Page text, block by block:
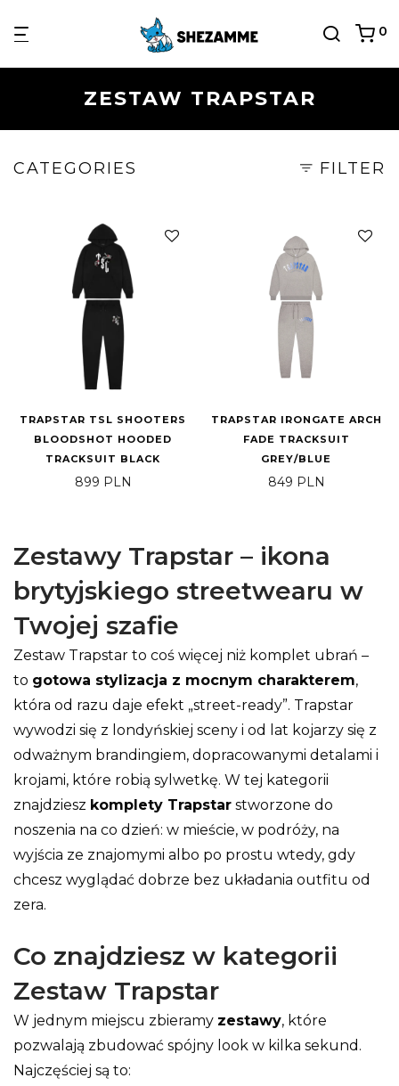
0
ZESTAW TRAPSTAR
CATEGORIES FILTER
TRAPSTAR TSL SHOOTERS
BLOODSHOT HOODED
TRACKSUIT BLACK
899 PLN
TRAPSTAR IRONGATE ARCH
FADE TRACKSUIT
GREY/BLUE
849 PLN
Zestawy Trapstar – ikona
brytyjskiego streetwearu w
Twojej szafie
Zestaw Trapstar to coś więcej niż komplet ubrań –
to gotowa stylizacja z mocnym charakterem,
która od razu daje efekt „street-ready”. Trapstar
wywodzi się z londyńskiej sceny i od lat kojarzy się z
odważnym brandingiem, dopracowanymi detalami i
krojami, które robią sylwetkę. W tej kategorii
znajdziesz komplety Trapstar stworzone do
noszenia na co dzień: w mieście, w podróży, na
wyjścia ze znajomymi albo po prostu wtedy, gdy
chcesz wyglądać dobrze bez układania outfitu od
zera.
Co znajdziesz w kategorii
Zestaw Trapstar
W jednym miejscu zbieramy zestawy, które
pozwalają zbudować spójny look w kilka sekund.
Najczęściej są to: